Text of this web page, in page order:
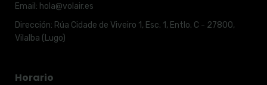
Email: hola@volair.es
Dirección: Rúa Cidade de Viveiro 1, Esc. 1, Entlo. C - 27800,
Vilalba (Lugo)
Horario